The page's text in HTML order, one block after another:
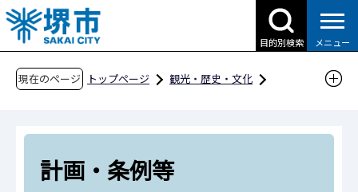
こ
の
ペ
目的別検索 メニュー
現在のページ トップページ
観光・歴史・文化
計画・条例等